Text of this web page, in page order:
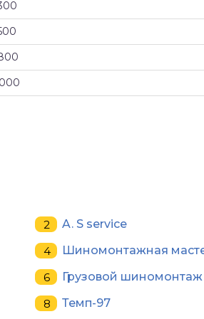
A. S service
Шиномонтажная
Грузовой шиномонтаж
Темп-97